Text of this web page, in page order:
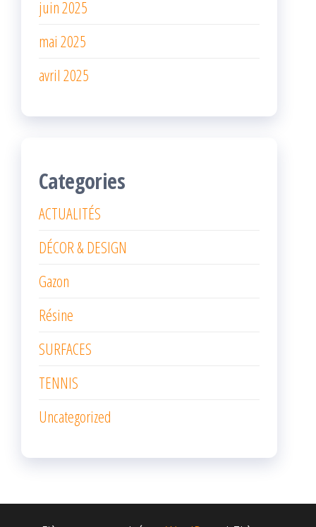
juin 2025
mai 2025
avril 2025
Categories
ACTUALITÉS
DÉCOR & DESIGN
Gazon
Résine
SURFACES
TENNIS
Uncategorized